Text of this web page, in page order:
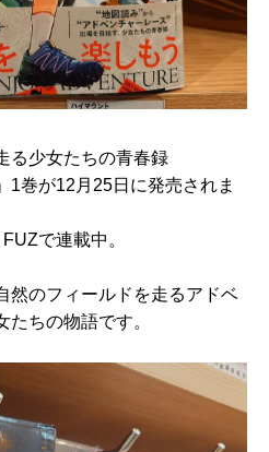
る少女たちの青春録
1巻が12月25日に発売されま
で連載中。
然のフィールドを走るアドベ
たちの物語です。